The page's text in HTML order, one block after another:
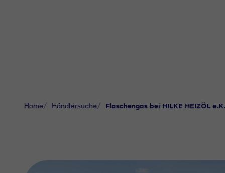
Home Händlersuche Flaschengas bei HILKE HEIZÖL